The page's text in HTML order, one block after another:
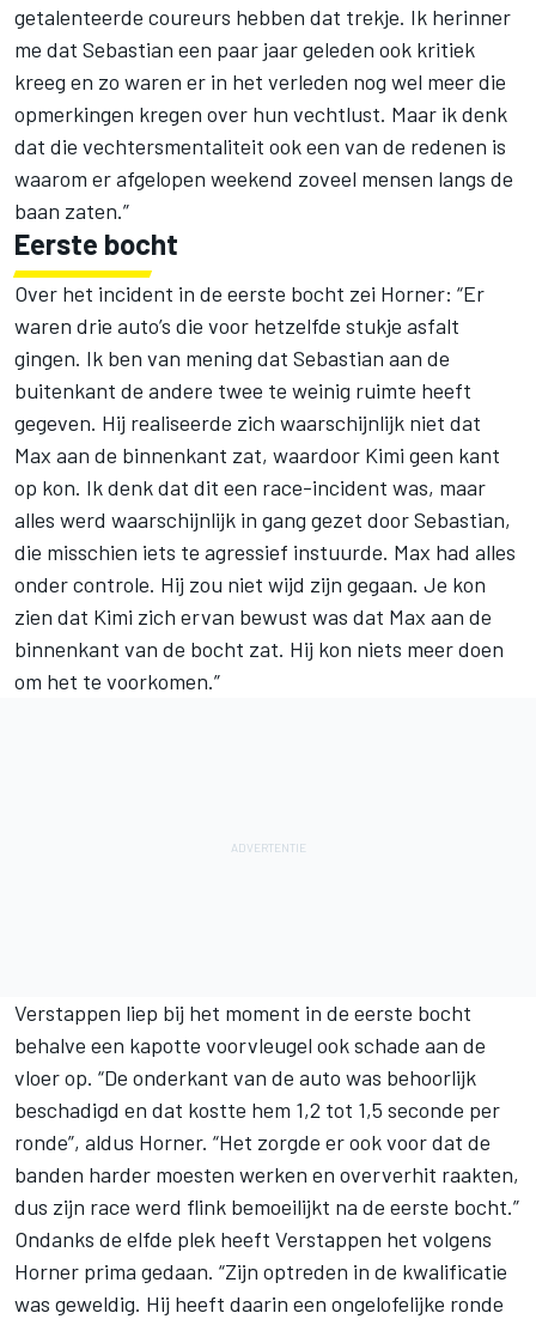
getalenteerde coureurs hebben dat trekje. Ik herinner
me dat Sebastian een paar jaar geleden ook kritiek
kreeg en zo waren er in het verleden nog wel meer die
opmerkingen kregen over hun vechtlust. Maar ik denk
dat die vechtersmentaliteit ook een van de redenen is
waarom er afgelopen weekend zoveel mensen langs de
baan zaten.”
Eerste bocht
Over het incident in de eerste bocht zei Horner: “Er
waren drie auto’s die voor hetzelfde stukje asfalt
gingen. Ik ben van mening dat Sebastian aan de
buitenkant de andere twee te weinig ruimte heeft
gegeven. Hij realiseerde zich waarschijnlijk niet dat
Max aan de binnenkant zat, waardoor Kimi geen kant
op kon. Ik denk dat dit een race-incident was, maar
alles werd waarschijnlijk in gang gezet door Sebastian,
die misschien iets te agressief instuurde. Max had alles
onder controle. Hij zou niet wijd zijn gegaan. Je kon
zien dat Kimi zich ervan bewust was dat Max aan de
binnenkant van de bocht zat. Hij kon niets meer doen
om het te voorkomen.”
Verstappen liep bij het moment in de eerste bocht
behalve een kapotte voorvleugel ook schade aan de
vloer op. “De onderkant van de auto was behoorlijk
beschadigd en dat kostte hem 1,2 tot 1,5 seconde per
ronde”, aldus Horner. “Het zorgde er ook voor dat de
banden harder moesten werken en oververhit raakten,
dus zijn race werd flink bemoeilijkt na de eerste bocht.”
Ondanks de elfde plek heeft Verstappen het volgens
Horner prima gedaan. “Zijn optreden in de kwalificatie
was geweldig. Hij heeft daarin een ongelofelijke ronde